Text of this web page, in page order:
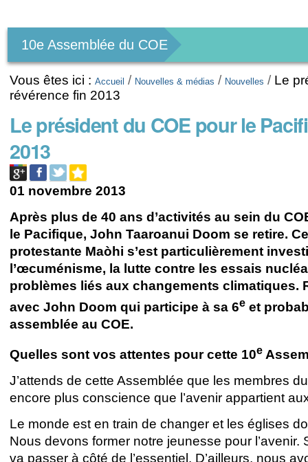
personnels
10e Assemblée du COE
Vous êtes ici : Accueil / Nouvelles & médias / Nouvelles / Le
révérence fin 2013
Le président du COE pour le
2013
01 novembre 2013
Après plus de 40 ans d’activités au sein du
le Pacifique, John Taaroanui Doom se retire.
protestante Maòhi s’est particulièrement
l’œcuménisme, la lutte contre les essais
problèmes liés aux changements climatiques.
avec John Doom qui participe à sa 6e et
assemblée au COE.
Quelles sont vos attentes pour cette 10e
J’attends de cette Assemblée que les membres
encore plus conscience que l’avenir appartient
Le monde est en train de changer et les églises
Nous devons former notre jeunesse pour l’avenir.
va passer à côté de l’essentiel. D’ailleurs, nous